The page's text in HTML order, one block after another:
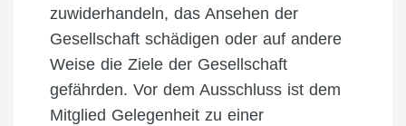
zuwiderhandeln, das Ansehen der
Gesellschaft schädigen oder auf andere
Weise die Ziele der Gesellschaft
gefährden. Vor dem Ausschluss ist dem
Mitglied Gelegenheit zu einer